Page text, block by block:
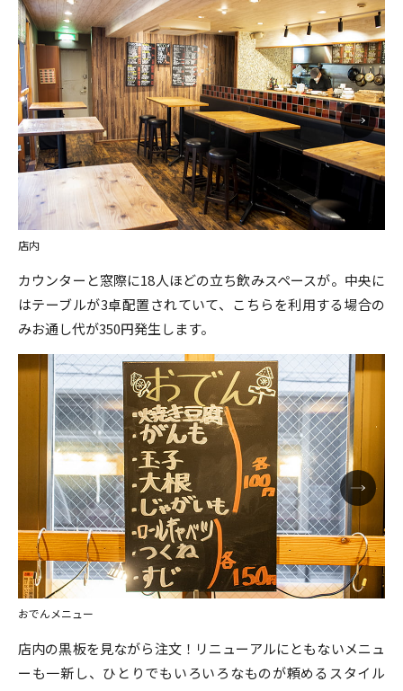
店内
カウンターと窓際に18人ほどの立ち飲みスペースが。中央に
はテーブルが3卓配置されていて、こちらを利用する場合の
みお通し代が350円発生します。
おでんメニュー
店内の黒板を見ながら注文！リニューアルにともないメニュ
ーも一新し、ひとりでもいろいろなものが頼めるスタイル